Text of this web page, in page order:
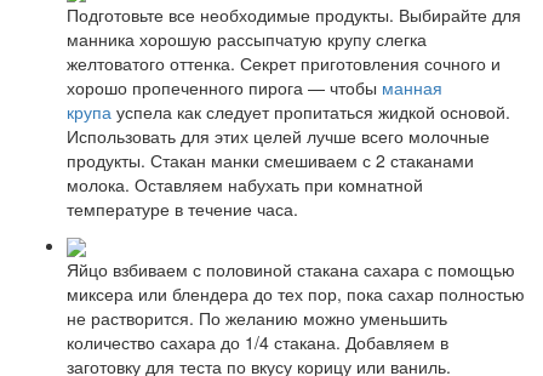
Подготовьте все необходимые продукты. Выбирайте для
манника хорошую рассыпчатую крупу слегка
желтоватого оттенка. Секрет приготовления сочного и
хорошо пропеченного пирога — чтобы манная
крупа успела как следует пропитаться жидкой основой.
Использовать для этих целей лучше всего молочные
продукты. Стакан манки смешиваем с 2 стаканами
молока. Оставляем набухать при комнатной
температуре в течение часа.
Яйцо взбиваем с половиной стакана сахара с помощью
миксера или блендера до тех пор, пока сахар полностью
не растворится. По желанию можно уменьшить
количество сахара до 1/4 стакана. Добавляем в
заготовку для теста по вкусу корицу или ваниль.